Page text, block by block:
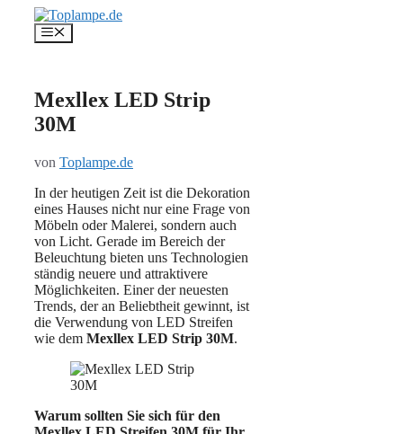
Inhalt
springen
Menü
Mexllex LED Strip
30M
von Toplampe.de
In der heutigen Zeit ist die Dekoration
eines Hauses nicht nur eine Frage von
Möbeln oder Malerei, sondern auch
von Licht. Gerade im Bereich der
Beleuchtung bieten uns Technologien
ständig neuere und attraktivere
Möglichkeiten. Einer der neuesten
Trends, der an Beliebtheit gewinnt, ist
die Verwendung von LED Streifen
wie dem Mexllex LED Strip 30M.
Warum sollten Sie sich für den